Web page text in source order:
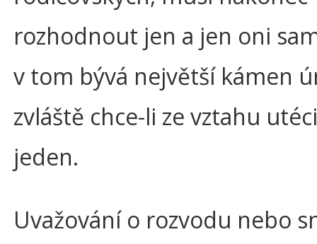
rozhodnout jen a jen oni
v tom bývá největší kámen
zvláště chce-li ze vztahu
jeden.
Uvažování o rozvodu nebo